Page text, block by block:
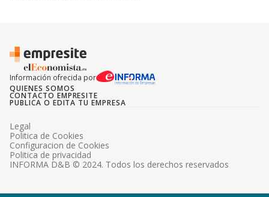
Información ofrecida por
QUIENES SOMOS
CONTACTO EMPRESITE
PUBLICA O EDITA TU EMPRESA
INFORMA D&B © 2024. Todos los derechos reservados
Legal
Politica de Cookies
Configuracion de Cookies
Politica de privacidad